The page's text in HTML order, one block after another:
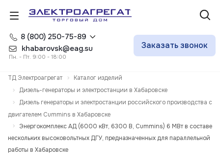
8 (800) 250-75-89
khabarovsk@eag.su
Пн. - Пт. 9:00 - 18:00
Заказать звонок
ТД Электроагрегат
Каталог изделий
Дизель-генераторы и электростанции в Хабаровске
Дизель генераторы и электростанции российского производства с
двигателем Cummins в Хабаровске
Энергокомплекс АД (6000 кВт, 6300 В, Cummins) 6 МВт в составе
нескольких высоковольтных ДГУ, предназначенных для параллельной
работы в Хабаровске